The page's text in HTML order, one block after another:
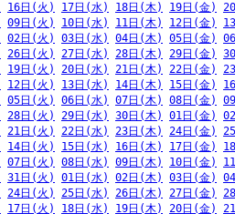
16日(火) 17日(水) 18日(木) 19日(金)
09日(火) 10日(水) 11日(木) 12日(金)
02日(火) 03日(水) 04日(木) 05日(金)
26日(火) 27日(水) 28日(木) 29日(金)
19日(火) 20日(水) 21日(木) 22日(金)
12日(火) 13日(水) 14日(木) 15日(金)
05日(火) 06日(水) 07日(木) 08日(金)
28日(火) 29日(水) 30日(木) 01日(金)
21日(火) 22日(水) 23日(木) 24日(金)
14日(火) 15日(水) 16日(木) 17日(金)
07日(火) 08日(水) 09日(木) 10日(金)
31日(火) 01日(水) 02日(木) 03日(金)
24日(火) 25日(水) 26日(木) 27日(金)
17日(火) 18日(水) 19日(木) 20日(金)